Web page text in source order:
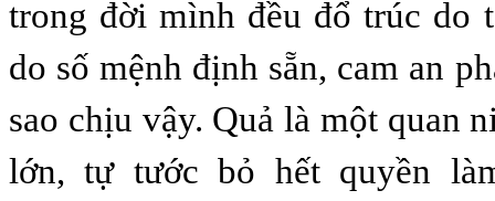
trong đời mình đều đổ trúc do
do số mệnh định sẵn, cam an
sao chịu vậy. Quả là một quan
lớn, tự tước bỏ hết quyền